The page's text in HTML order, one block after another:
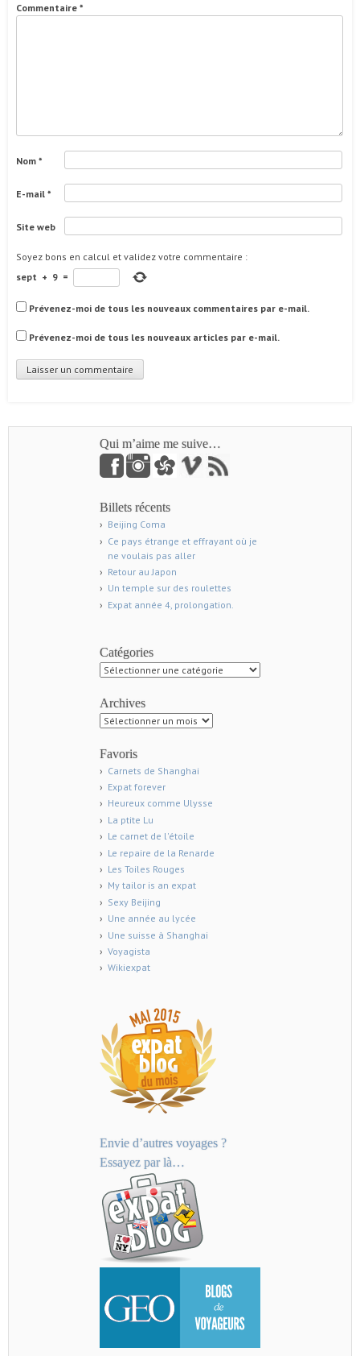
Commentaire *
Nom *
E-mail *
Site web
Soyez bons en calcul et validez votre commentaire :
sept + 9 =
Prévenez-moi de tous les nouveaux commentaires par e-mail.
Prévenez-moi de tous les nouveaux articles par e-mail.
Qui m’aime me suive…
Billets récents
Beijing Coma
Ce pays étrange et effrayant où je
ne voulais pas aller
Retour au Japon
Un temple sur des roulettes
Expat année 4, prolongation.
Catégories
Catégories
Archives
Archives
Favoris
Carnets de Shanghai
Expat forever
Heureux comme Ulysse
La ptite Lu
Le carnet de l'étoile
Le repaire de la Renarde
Les Toiles Rouges
My tailor is an expat
Sexy Beijing
Une année au lycée
Une suisse à Shanghai
Voyagista
Wikiexpat
Envie d’autres voyages ?
Essayez par là…